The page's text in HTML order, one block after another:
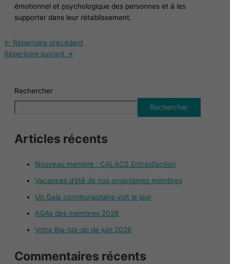
émotionnel et psychologique des personnes et à les
supporter dans leur rétablissement.
← Répertoire précédent
Répertoire suivant →
Rechercher
Rechercher
Articles récents
Nouveau membre : CALACS Entraid’action
Vacances d’été de nos organismes membres
Un Gala communautaire voit le jour
AGAs des membres 2026
Votre Bla-bla-do de juin 2026
Commentaires récents